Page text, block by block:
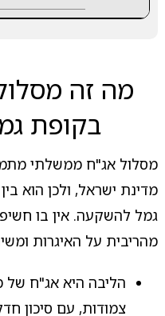
מה זה
בקופת
מסלול אג"ח ממשלתי
מדינת ישראל, ולכן הוא
גמל להשקעה. אין בו
מהריבית על האיגרות
הליבה היא אג"ח של
צמודות, עם סיכון